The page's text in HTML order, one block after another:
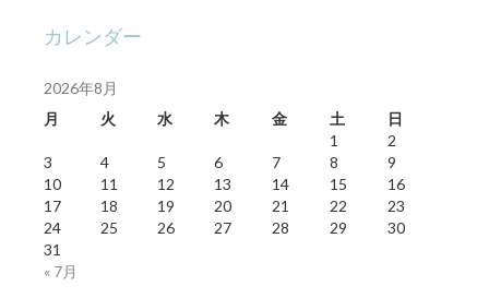
カレンダー
2026年8月
月
火 水 木 金 土 日
« 7月
1
2
3
4 5 6 7 8
9
10
11 12 13 14 15
16
17
18 19 20 21 22
23
24
25 26 27 28 29
30
31